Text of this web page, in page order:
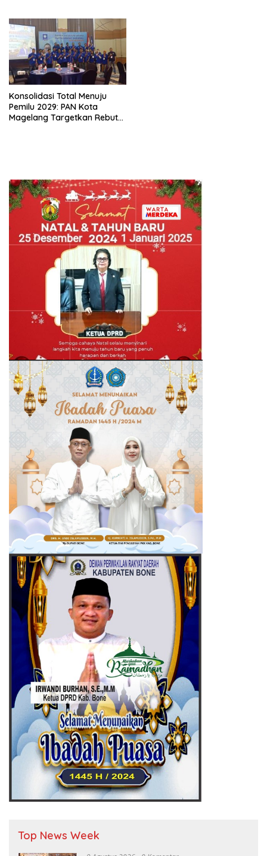
Konsolidasi Total Menuju
Pemilu 2029: PAN Kota
Magelang Targetkan Rebut
Top News Week